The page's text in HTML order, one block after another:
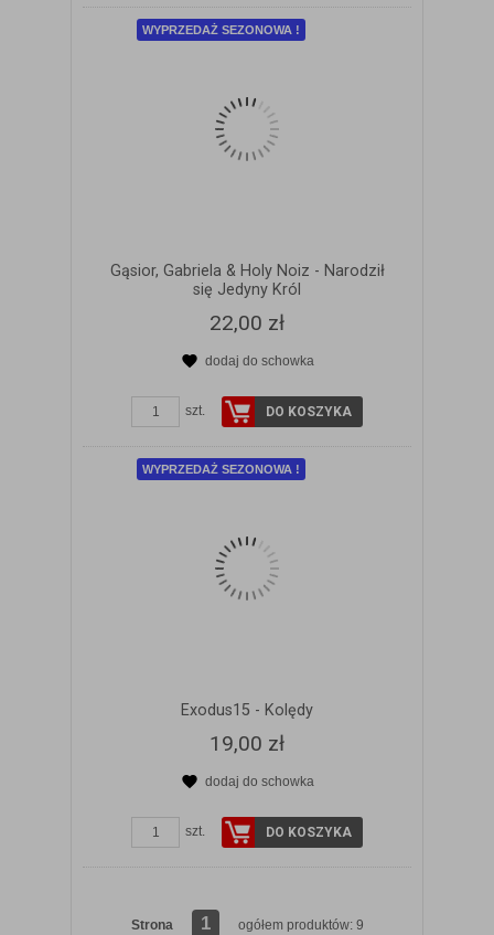
WYPRZEDAŻ SEZONOWA !
Gąsior, Gabriela & Holy Noiz - Narodził
się Jedyny Król
22,00 zł
dodaj do schowka
szt. DO KOSZYKA
WYPRZEDAŻ SEZONOWA !
Exodus15 - Kolędy
19,00 zł
dodaj do schowka
szt. DO KOSZYKA
Strona 1 ogółem produktów: 9